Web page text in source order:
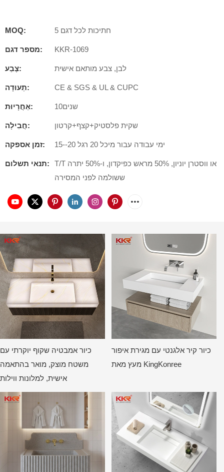
MOQ: 5 חתיכות לכל דגם
מספר דגם: KKR-1069
צֶבַע: לבן, צבע מותאם אישית
תְעוּדָה: CE & SGS & UL & CUPC
אַחֲרָיוּת: שנים10
חֲבִילָה: שקית פלסטיק+קצף+קרטון
זמן אספקה: 15--20 ימי עבודה עבור מיכל 20 רגל
תנאי תשלום:
T/T או ווסטרן יוניון, 50% מראש כפיקדון, ו-50% יתרה
ששולמה לפני המסירה
כיור אמבטיה שקוף יוקרתי עם
משטח מוצק, מואר בהתאמה
אישית, למלונות ווילות
כיור קיר אלגנטי עם מגירת איפור
מעץ מאת KingKonree